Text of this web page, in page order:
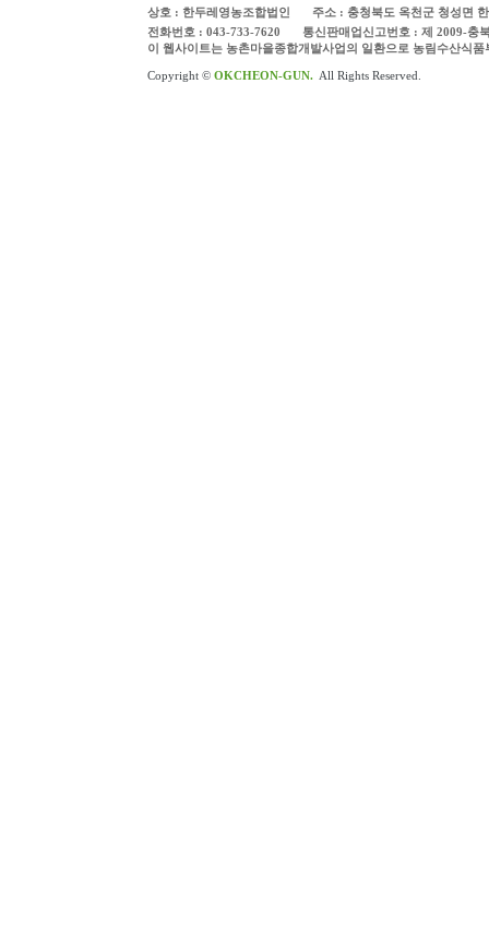
상호 : 한두레영농조합법인
주소 : 충청북도 옥천군 청성면
전화번호 : 043-733-7620
통신판매업신고번호 : 제 2009-충
이 웹사이트는 농촌마을종합개발사업의 일환으로 농림수산식
Copyright © OKCHEON-GUN. All Rights Reserved.